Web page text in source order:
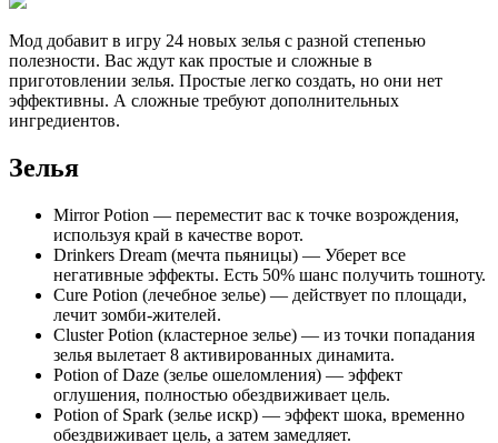
Мод добавит в игру 24 новых зелья с разной степенью
полезности. Вас ждут как простые и сложные в
приготовлении зелья. Простые легко создать, но они нет
эффективны. А сложные требуют дополнительных
ингредиентов.
Зелья
Mirror Potion — переместит вас к точке возрождения,
используя край в качестве ворот.
Drinkers Dream (мечта пьяницы) — Уберет все
негативные эффекты. Есть 50% шанс получить тошноту.
Cure Potion (лечебное зелье) — действует по площади,
лечит зомби-жителей.
Cluster Potion (кластерное зелье) — из точки попадания
зелья вылетает 8 активированных динамита.
Potion of Daze (зелье ошеломления) — эффект
оглушения, полностью обездвиживает цель.
Potion of Spark (зелье искр) — эффект шока, временно
обездвиживает цель, а затем замедляет.